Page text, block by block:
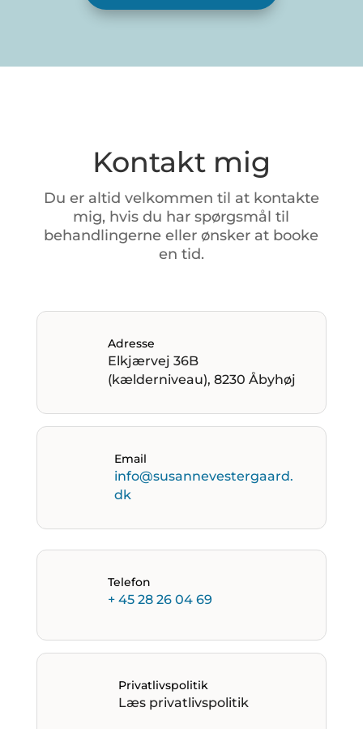
Kontakt mig
Du er altid velkommen til at kontakte
mig, hvisdu harspørgsmåltil
behandlingerneellerønsker at booke
en tid.
Adresse
Elkjærvej 36B
(kælderniveau), 8230 Åbyhøj
Email
info@susannevestergaard.
dk
Telefon
+ 45 28 26 04 69
Privatlivspolitik
Læs privatlivspolitik